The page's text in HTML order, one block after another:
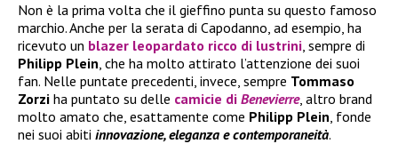
Non è la prima volta che il gieffino punta su questo famoso
marchio. Anche per la serata di Capodanno, ad esempio, ha
ricevuto un blazer leopardato ricco di lustrini, sempre di
Philipp Plein, che ha molto attirato l’attenzione dei suoi
fan. Nelle puntate precedenti, invece, sempre Tommaso
Zorzi ha puntato su delle camicie di Benevierre, altro brand
molto amato che, esattamente come Philipp Plein, fonde
nei suoi abiti innovazione, eleganza e contemporaneità.